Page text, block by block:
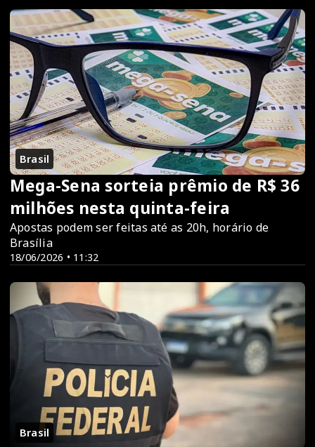
Brasil
18/06/2026 • 11:32
Mega-Sena sorteia prêmio de R$ 36
milhões nesta quinta-feira
Apostas podem ser feitas até as 20h, horário de
Brasília
Brasil